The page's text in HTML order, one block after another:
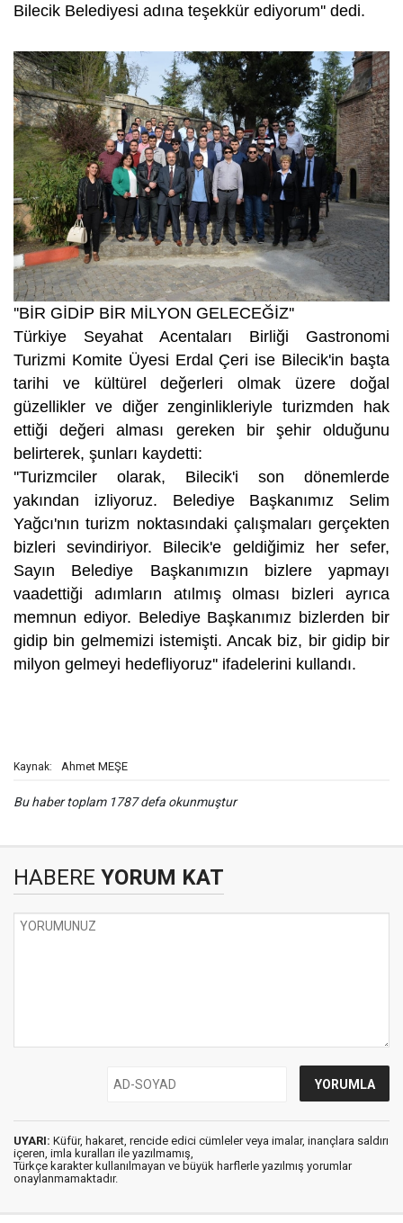
Bilecik Belediyesi adına teşekkür ediyorum'' dedi.
''BİR GİDİP BİR MİLYON GELECEĞİZ''
Türkiye Seyahat Acentaları Birliği Gastronomi
Turizmi Komite Üyesi Erdal Çeri ise Bilecik'in başta
tarihi ve kültürel değerleri olmak üzere doğal
güzellikler ve diğer zenginlikleriyle turizmden hak
ettiği değeri alması gereken bir şehir olduğunu
belirterek, şunları kaydetti:
''Turizmciler olarak, Bilecik'i son dönemlerde
yakından izliyoruz. Belediye Başkanımız Selim
Yağcı'nın turizm noktasındaki çalışmaları gerçekten
bizleri sevindiriyor. Bilecik'e geldiğimiz her sefer,
Sayın Belediye Başkanımızın bizlere yapmayı
vaadettiği adımların atılmış olması bizleri ayrıca
memnun ediyor. Belediye Başkanımız bizlerden bir
gidip bin gelmemizi istemişti. Ancak biz, bir gidip bir
milyon gelmeyi hedefliyoruz'' ifadelerini kullandı.
Kaynak: Ahmet MEŞE
Bu haber toplam 1787 defa okunmuştur
HABERE YORUM KAT
UYARI: Küfür, hakaret, rencide edici cümleler veya imalar, inançlara saldırı
içeren, imla kuralları ile yazılmamış,
Türkçe karakter kullanılmayan ve büyük harflerle yazılmış yorumlar
onaylanmamaktadır.